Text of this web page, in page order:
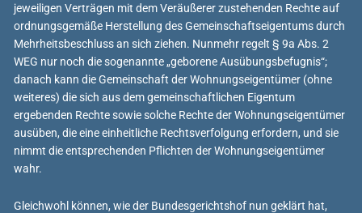
jeweiligen Verträgen mit dem Veräußerer zustehenden Rechte auf
ordnungsgemäße Herstellung des Gemeinschaftseigentums durch
Mehrheitsbeschluss an sich ziehen. Nunmehr regelt § 9a Abs. 2
WEG nur noch die sogenannte „geborene Ausübungsbefugnis“;
danach kann die Gemeinschaft der Wohnungseigentümer (ohne
weiteres) die sich aus dem gemeinschaftlichen Eigentum
ergebenden Rechte sowie solche Rechte der Wohnungseigentümer
ausüben, die eine einheitliche Rechtsverfolgung erfordern, und sie
nimmt die entsprechenden Pflichten der Wohnungseigentümer
wahr.
Gleichwohl können, wie der Bundesgerichtshof nun geklärt hat,